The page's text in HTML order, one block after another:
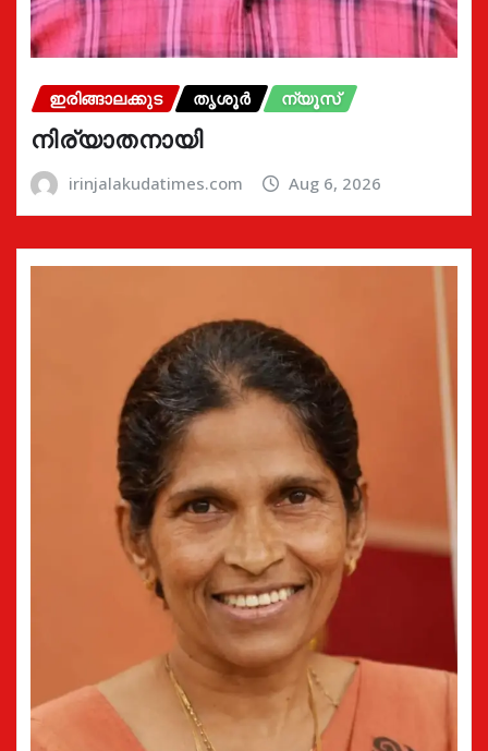
ഇരിങ്ങാലക്കുട തൃശൂർ ന്യൂസ്
നിര്യാതനായി
irinjalakudatimes.com Aug 6, 2026